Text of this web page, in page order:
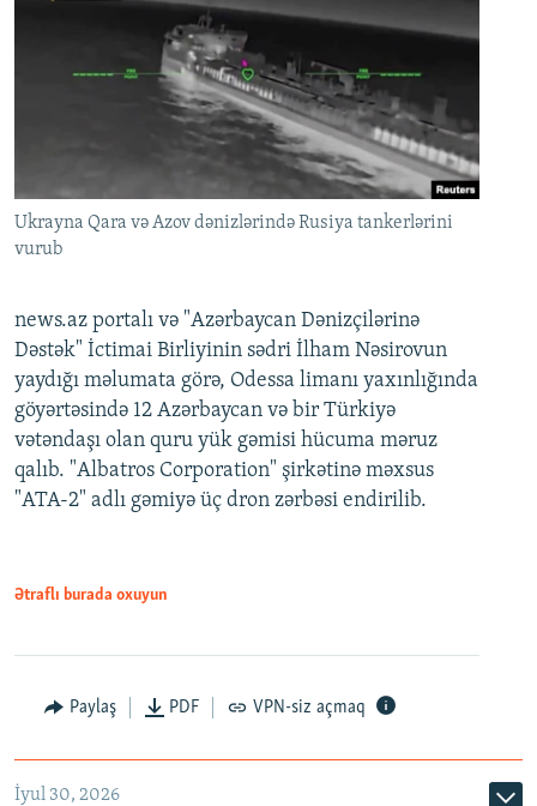
Ukrayna Qara və Azov dənizlərində Rusiya tankerlərini
vurub
news.az portalı və "Azərbaycan Dənizçilərinə
Dəstək" İctimai Birliyinin sədri İlham Nəsirovun
yaydığı məlumata görə, Odessa limanı yaxınlığında
göyərtəsində 12 Azərbaycan və bir Türkiyə
vətəndaşı olan quru yük gəmisi hücuma məruz
qalıb. "Albatros Corporation" şirkətinə məxsus
"ATA-2" adlı gəmiyə üç dron zərbəsi endirilib.
Ətraflı burada oxuyun
Paylaş PDF VPN-siz açmaq
İyul 30, 2026